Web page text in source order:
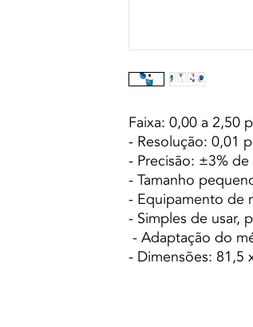
Faixa: 0,00 a 2,50
- Resolução: 0,01
- Precisão: ±3%
- Tamanho
- Equipamento de
- Simples de usar,
- Adaptação do
- Dimensões: 81,5